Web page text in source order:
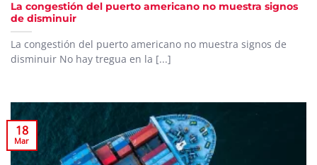
La congestión del puerto americano no muestra signos
de disminuir
La congestión del puerto americano no muestra signos de
disminuir No hay tregua en la [...]
18
Mar